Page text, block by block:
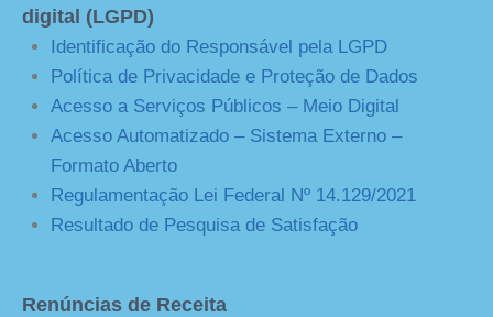
digital (LGPD)
Identificação do Responsável pela LGPD
Política de Privacidade e Proteção de Dados
Acesso a Serviços Públicos – Meio Digital
Acesso Automatizado – Sistema Externo –
Formato Aberto
Regulamentação Lei Federal Nº 14.129/2021
Resultado de Pesquisa de Satisfação
Renúncias de Receita